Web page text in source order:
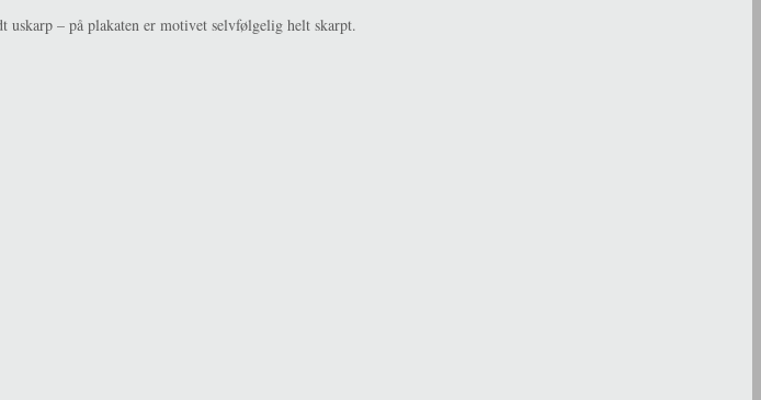
– på plakaten er motivet selvfølgelig helt skarpt.